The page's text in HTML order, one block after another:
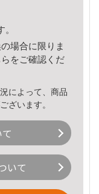
場合に限りま
をご確認くだ
によって、商品
ざいます。
いて